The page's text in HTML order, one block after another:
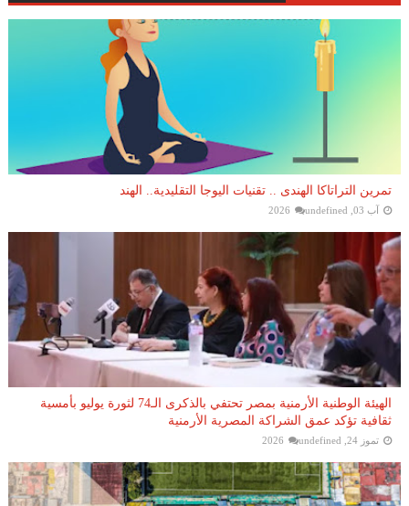
تمرين التراتاكا الهندى .. تقنيات اليوجا التقليدية.. الهند
آب 03, 2026 undefined
الهيئة الوطنية الأرمنية بمصر تحتفي بالذكرى الـ74 لثورة يوليو بأمسية
ثقافية تؤكد عمق الشراكة المصرية الأرمنية
تموز 24, 2026 undefined